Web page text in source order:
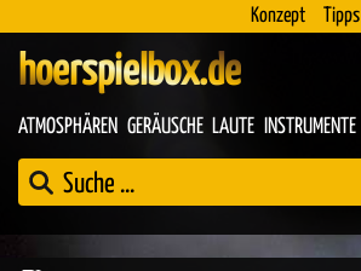
Konzept Tipps
hoerspielbox.de
ATMOSPHÄREN GERÄUSCHE LAUTE INSTRUMENTE